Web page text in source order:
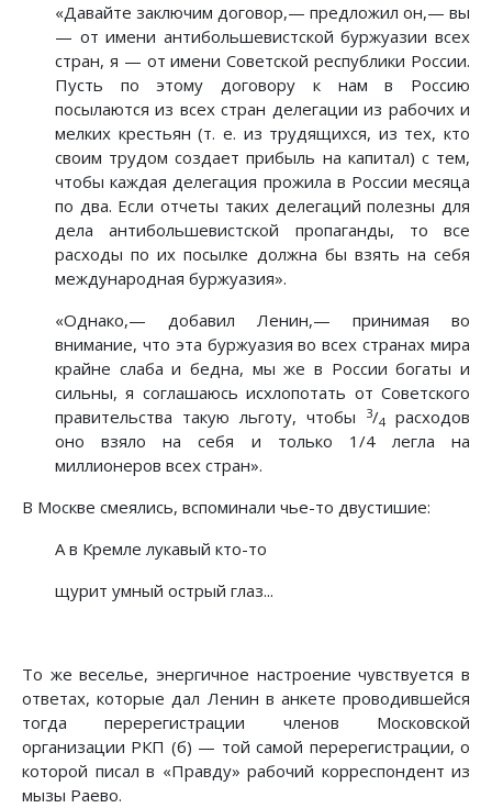
«Давайте заключим договор,— предложил он,— вы
— от имени антибольшевистской буржуазии всех
стран, я — от имени Советской республики России.
Пусть по этому договору к нам в Россию
посылаются из всех стран делегации из рабочих и
мелких крестьян (т. е. из трудящихся, из тех, кто
своим трудом создает прибыль на капитал) с тем,
чтобы каждая делегация прожила в России месяца
по два. Если отчеты таких делегаций полезны для
дела антибольшевистской пропаганды, то все
расходы по их посылке должна бы взять на себя
международная буржуазия».
«Однако,— добавил Ленин,— принимая во
внимание, что эта буржуазия во всех странах мира
крайне слаба и бедна, мы же в России богаты и
сильны, я соглашаюсь исхлопотать от Советского
правительства такую льготу, чтобы
3/4 расходов
оно взяло на себя и только 1/4 легла на
миллионеров всех стран».
В Москве смеялись, вспоминали чье-то двустишие:
А в Кремле лукавый кто-то
щурит умный острый глаз...
То же веселье, энергичное настроение чувствуется в
ответах, которые дал Ленин в анкете проводившейся
тогда перерегистрации членов Московской
организации РКП (б) — той самой перерегистрации, о
которой писал в «Правду» рабочий корреспондент из
мызы Раево.